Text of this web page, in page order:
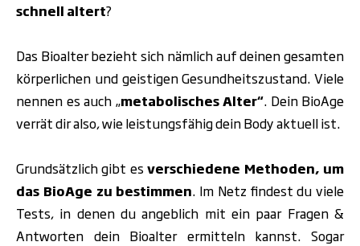
schnell altert?
Das Bioalter bezieht sich nämlich auf deinen gesamten
körperlichen und geistigen Gesundheitszustand. Viele
nennen es auch „metabolisches Alter“. Dein BioAge
verrät dir also, wie leistungsfähig dein Body aktuell ist.
Grundsätzlich gibt esverschiedene Methoden, um
das BioAge zu bestimmen. Im Netz findest du viele
Tests, in denen du angeblich mit ein paar Fragen &
Antworten dein Bioalter ermitteln kannst. Sogar